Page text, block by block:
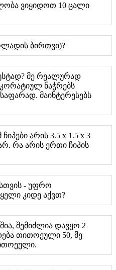
ვიყიდოთ 10 ცალი
ბირთვი)?
მე რეალურად
ნაჭრებს
მაინტერესებს
არის 3.5 x 1.5 x 3
რა არის ერთი ჩიპის
- უფრო
კიდე აქვთ?
შემიძლია დავყო 2
თითოეული 50, მე